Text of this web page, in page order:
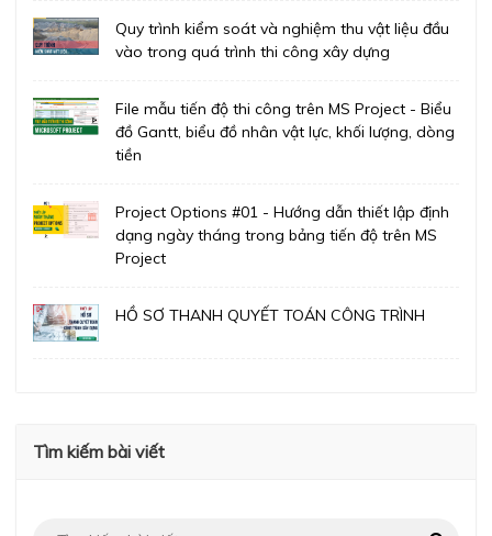
Quy trình kiểm soát và nghiệm thu vật liệu đầu
vào trong quá trình thi công xây dựng
File mẫu tiến độ thi công trên MS Project - Biểu
đồ Gantt, biểu đồ nhân vật lực, khối lượng, dòng
tiền
Project Options #01 - Hướng dẫn thiết lập định
dạng ngày tháng trong bảng tiến độ trên MS
Project
HỒ SƠ THANH QUYẾT TOÁN CÔNG TRÌNH
Tìm kiếm bài viết